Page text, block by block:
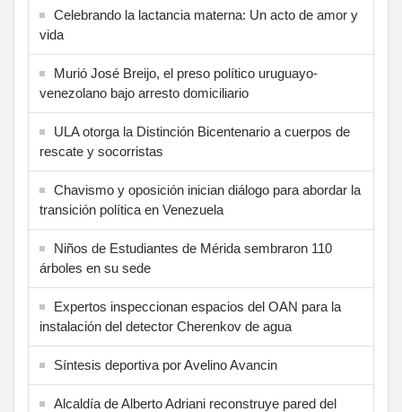
Celebrando la lactancia materna: Un acto de amor y
vida
Murió José Breijo, el preso político uruguayo-
venezolano bajo arresto domiciliario
ULA otorga la Distinción Bicentenario a cuerpos de
rescate y socorristas
Chavismo y oposición inician diálogo para abordar la
transición política en Venezuela
Niños de Estudiantes de Mérida sembraron 110
árboles en su sede
Expertos inspeccionan espacios del OAN para la
instalación del detector Cherenkov de agua
Síntesis deportiva por Avelino Avancin
Alcaldía de Alberto Adriani reconstruye pared del